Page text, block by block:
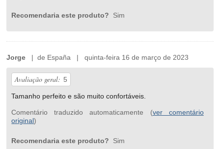
Recomendaria este produto? Sim
Jorge | de España | quinta-feira 16 de março de 2023
Avaliação geral: 5
Tamanho perfeito e são muito confortáveis.
Comentário traduzido automaticamente (ver comentário
original)
Recomendaria este produto? Sim